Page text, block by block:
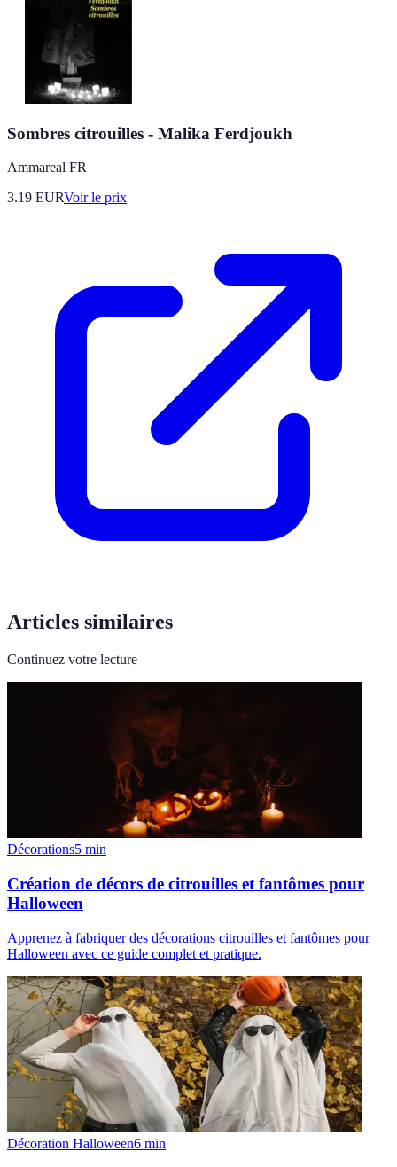
Sombres citrouilles - Malika Ferdjoukh
Ammareal FR
3.19 EURVoir le prix
Articles similaires
Continuez votre lecture
Décorations5 min
Création de décors de citrouilles et fantômes pour
Halloween
Apprenez à fabriquer des décorations citrouilles et fantômes pour
Halloween avec ce guide complet et pratique.
Décoration Halloween6 min